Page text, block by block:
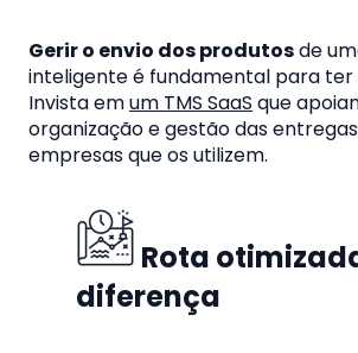
Gerir o envio dos produtosde
inteligente é fundamental para ter
Invista emum TMS SaaS que
organização e gestão das
empresas que os utilizem.
Rota
diferença